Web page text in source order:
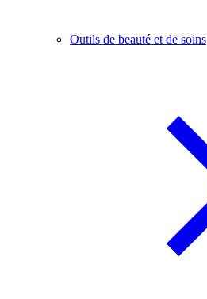
Outils de beauté et de soins